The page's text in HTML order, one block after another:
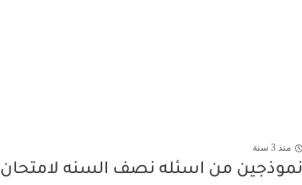
منذ 3 سنة
نموذجين من اسئله نصف السنه لامتحان